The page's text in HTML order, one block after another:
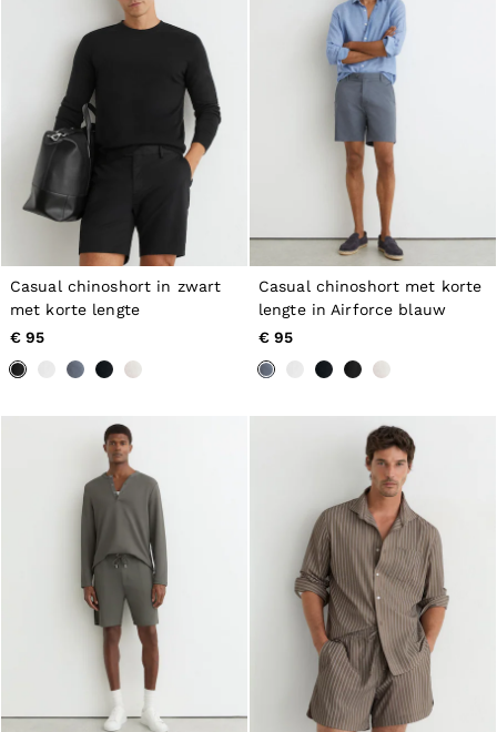
Casual chinoshort in zwart
met korte lengte
€ 95
Casual chinoshort met korte
lengte in Airforce blauw
€ 95